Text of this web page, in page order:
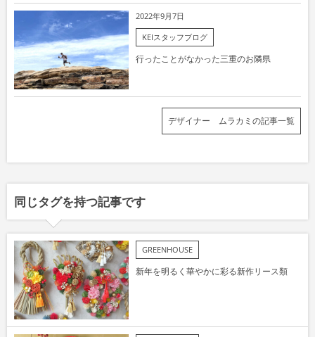
2022年9月7日
KEIスタッフブログ
行ったことがなかった三重のお隣県
デザイナー ムラカミの記事一覧
同じタグを持つ記事です
GREENHOUSE
新年を明るく華やかに彩る新作リース類